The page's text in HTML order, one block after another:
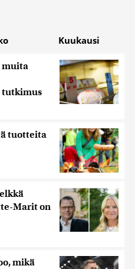
Kuukausi
muita
tutkimus
tuotteita
Marit on
mikä